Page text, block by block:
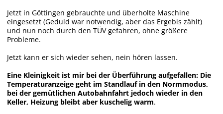
Jetzt in Göttingen gebrauchte und überholte Maschine
eingesetzt (Geduld war notwendig, aber das Ergebis zählt)
und nun noch durch den TÜV gefahren, ohne größere
Probleme.
Jetzt kann er sich wieder sehen, nein hören lassen.
Eine Kleinigkeit ist mir bei der Überführung aufgefallen: Die
Temperaturanzeige geht im Standlauf in den Normmodus,
bei der gemütlichen Autobahnfahrt jedoch wieder in den
Keller, Heizung bleibt aber kuschelig warm.